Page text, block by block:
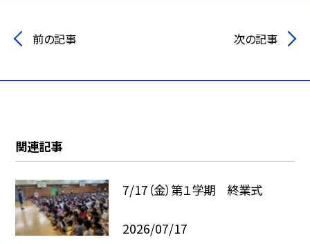
前の記事 次の記事
関連記事
7/17（金）第１学期 終業式
2026/07/17